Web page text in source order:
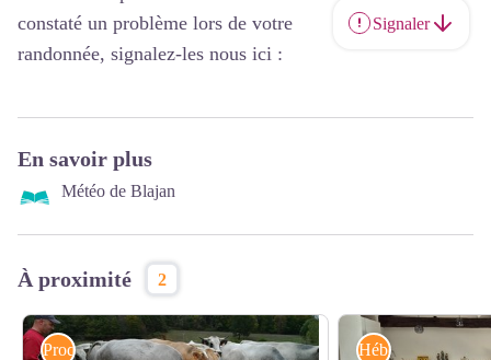
constaté un problème lors de votre
randonnée, signalez-les nous ici :
Signaler
En savoir plus
Météo de Blajan
À proximité 2
Produits locaux Hébergements